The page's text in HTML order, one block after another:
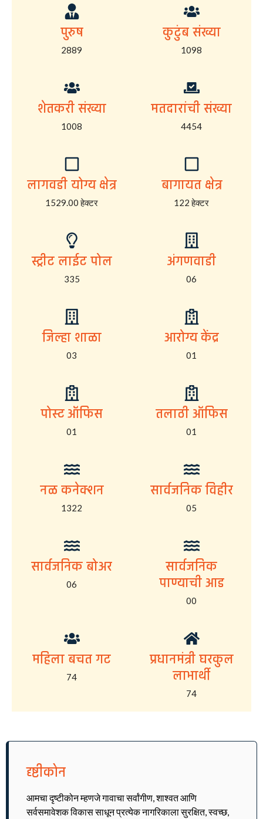
पुरुष
2889
कुटुंब संख्या
1098
शेतकरी संख्या
1008
मतदारांची संख्या
4454
लागवडी योग्य क्षेत्र
1529.00 हेक्टर
बागायत क्षेत्र
122 हेक्टर
स्ट्रीट लाईट पोल
335
अंगणवाडी
06
जिल्हा शाळा
03
आरोग्य केंद्र
01
पोस्ट ऑफिस
01
तलाठी ऑफिस
01
नळ कनेक्शन
1322
सार्वजनिक विहीर
05
सार्वजनिक बोअर
06
सार्वजनिक
पाण्याची आड
00
महिला बचत गट
74
प्रधानमंत्री घरकुल
लाभार्थी
74
दृष्टीकोन
आमचा दृष्टीकोन म्हणजे गावाचा सर्वांगीण, शाश्वत आणि
सर्वसमावेशक विकास साधून प्रत्येक नागरिकाला सुरक्षित, स्वच्छ,